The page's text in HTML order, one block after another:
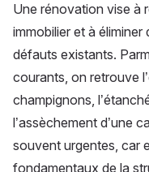
Une rénovation vise à
immobilier et à
défauts existants.
courants, on retrouve
champignons,
l’assèchement d’une
souvent urgentes, car
fondamentaux de la